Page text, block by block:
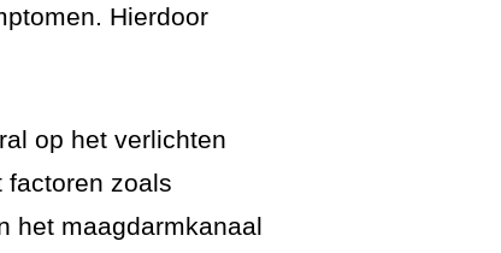
Hierdoor
op het verlichten
factoren zoals
het maagdarmkanaal